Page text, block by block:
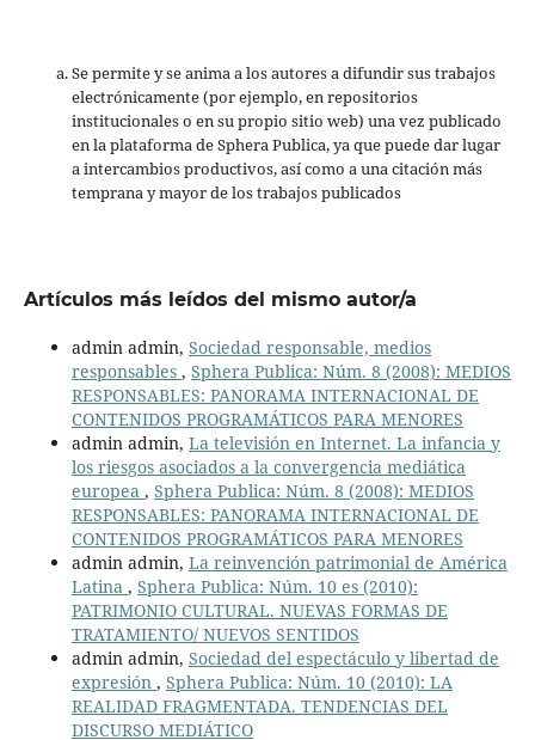
Se permite y se anima a los autores a difundir sus trabajos
electrónicamente (por ejemplo, en repositorios
institucionales o en su propio sitio web) una vez publicado
en la plataforma de Sphera Publica, ya que puede dar lugar
a intercambios productivos, así como a una citación más
temprana y mayor de los trabajos publicados
Artículos más leídos del mismo autor/a
admin admin, Sociedad responsable, medios
responsables , Sphera Publica: Núm. 8 (2008): MEDIOS
RESPONSABLES: PANORAMA INTERNACIONAL DE
CONTENIDOS PROGRAMÁTICOS PARA MENORES
admin admin, La televisión en Internet. La infancia y
los riesgos asociados a la convergencia mediática
europea , Sphera Publica: Núm. 8 (2008): MEDIOS
RESPONSABLES: PANORAMA INTERNACIONAL DE
CONTENIDOS PROGRAMÁTICOS PARA MENORES
admin admin, La reinvención patrimonial de América
Latina , Sphera Publica: Núm. 10 es (2010):
PATRIMONIO CULTURAL. NUEVAS FORMAS DE
TRATAMIENTO/ NUEVOS SENTIDOS
admin admin, Sociedad del espectáculo y libertad de
expresión , Sphera Publica: Núm. 10 (2010): LA
REALIDAD FRAGMENTADA. TENDENCIAS DEL
DISCURSO MEDIÁTICO